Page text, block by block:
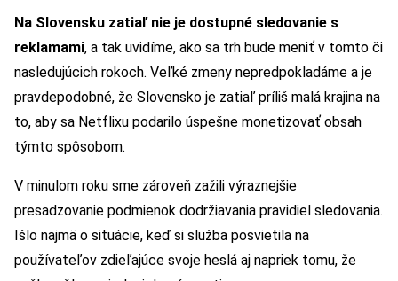
Na Slovensku zatiaľ nie je dostupné sledovanie s
reklamami, a tak uvidíme, ako sa trh bude meniť v tomto či
nasledujúcich rokoch. Veľké zmeny nepredpokladáme a je
pravdepodobné, že Slovensko je zatiaľ príliš malá krajina na
to, aby sa Netflixu podarilo úspešne monetizovať obsah
týmto spôsobom.
V minulom roku sme zároveň zažili výraznejšie
presadzovanie podmienok dodržiavania pravidiel sledovania.
Išlo najmä o situácie, keď si služba posvietila na
používateľov zdieľajúce svoje heslá aj napriek tomu, že